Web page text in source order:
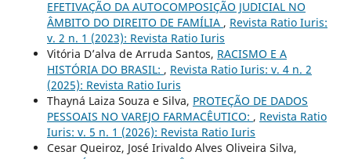
EFETIVAÇÃO DA AUTOCOMPOSIÇÃO JUDICIAL NO
ÂMBITO DO DIREITO DE FAMÍLIA , Revista Ratio Iuris:
v. 2 n. 1 (2023): Revista Ratio Iuris
Vitória D’alva de Arruda Santos, RACISMO E A
HISTÓRIA DO BRASIL: , Revista Ratio Iuris: v. 4 n. 2
(2025): Revista Ratio Iuris
Thayná Laiza Souza e Silva, PROTEÇÃO DE DADOS
PESSOAIS NO VAREJO FARMACÊUTICO: , Revista Ratio
Iuris: v. 5 n. 1 (2026): Revista Ratio Iuris
Cesar Queiroz, José Irivaldo Alves Oliveira Silva,